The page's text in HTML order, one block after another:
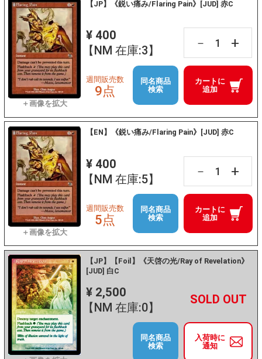
【JP】《鋭い痛み/Flaring Pain》[JUD] 赤C
¥ 400
【NM 在庫:3】
－ +
カートに
追加
週間販売数
9点
同名商品
検索
【EN】《鋭い痛み/Flaring Pain》[JUD] 赤C
¥ 400
【NM 在庫:5】
－ +
カートに
追加
週間販売数
5点
同名商品
検索
【JP】【Foil】《天啓の光/Ray of Revelation》
[JUD] 白C
¥ 2,500
【NM 在庫:0】
－ +
入荷時に
通知
同名商品
検索